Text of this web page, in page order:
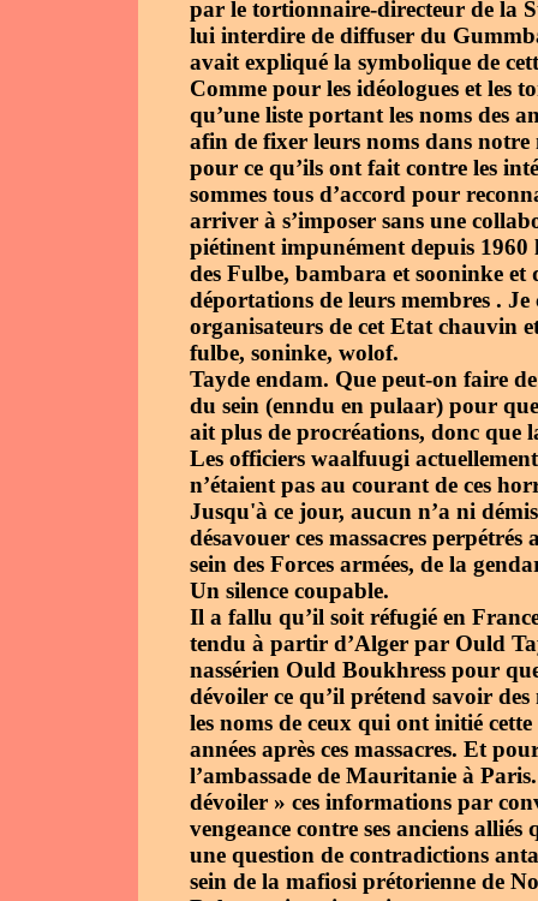
par le tortionnaire-directeur de la
lui interdire de diffuser du
avait expliqué la symbolique de
Comme pour les idéologues et les
qu’une liste portant les noms des
afin de fixer leurs noms dans
pour ce qu’ils ont fait contre les
sommes tous d’accord pour
arriver à s’imposer sans une
piétinent impunément depuis 1960
des Fulbe, bambara et sooninke et
déportations de leurs membres .
organisateurs de cet Etat chauvin
fulbe, soninke, wolof.
Tayde endam. Que peut-on faire
du sein (enndu en pulaar) pour
ait plus de procréations, donc que
Les officiers waalfuugi
n’étaient pas au courant de ces
Jusqu'à ce jour, aucun n’a ni
désavouer ces massacres
sein des Forces armées, de la
Un silence coupable.
Il a fallu qu’il soit réfugié en
tendu à partir d’Alger par Ould
nassérien Ould Boukhress pour
dévoiler ce qu’il prétend savoir
les noms de ceux qui ont initié
années après ces massacres. Et
l’ambassade de Mauritanie à
dévoiler » ces informations par
vengeance contre ses anciens
une question de contradictions
sein de la mafiosi prétorienne de